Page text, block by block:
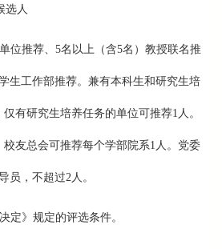
选人
位推荐、5名以上（含5名）教授联名推
生工作部推荐。兼有本科生和研究生培
有研究生培养任务的单位可推荐1人。
友总会可推荐每个学部院系1人。党委
员，不超过2人。
定》规定的评选条件。